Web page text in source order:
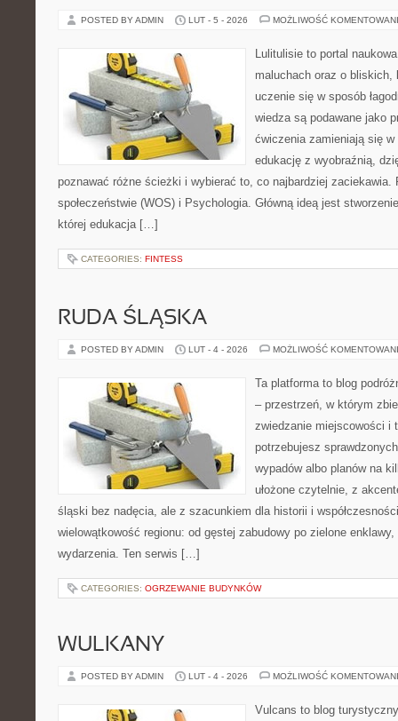
POSTED BY ADMIN LUT - 5 - 2026 MOŻLIWOŚĆ
Lulitulisie to portal
maluchach oraz o bliskich,
uczenie się w sposób
wiedza są podawane jako
ćwiczenia zamieniają się w
edukację z wyobraźnią,
poznawać różne ścieżki i wybierać to, co najbardziej zaciekawia.
społeczeństwie (WOS) i Psychologia. Główną ideą jest
której edukacja […]
CATEGORIES: FINTESS
RUDA ŚLĄSKA
POSTED BY ADMIN LUT - 4 - 2026 MOŻLIWOŚĆ
Ta platforma to blog
– przestrzeń, w którym
zwiedzanie miejscowości i
potrzebujesz
wypadów albo planów na
ułożone czytelnie, z
śląski bez nadęcia, ale z szacunkiem dla historii i
wielowątkowość regionu: od gęstej zabudowy po zielone
wydarzenia. Ten serwis […]
CATEGORIES: OGRZEWANIE BUDYNKÓW
WULKANY
POSTED BY ADMIN LUT - 4 - 2026 MOŻLIWOŚĆ
Vulcans to blog